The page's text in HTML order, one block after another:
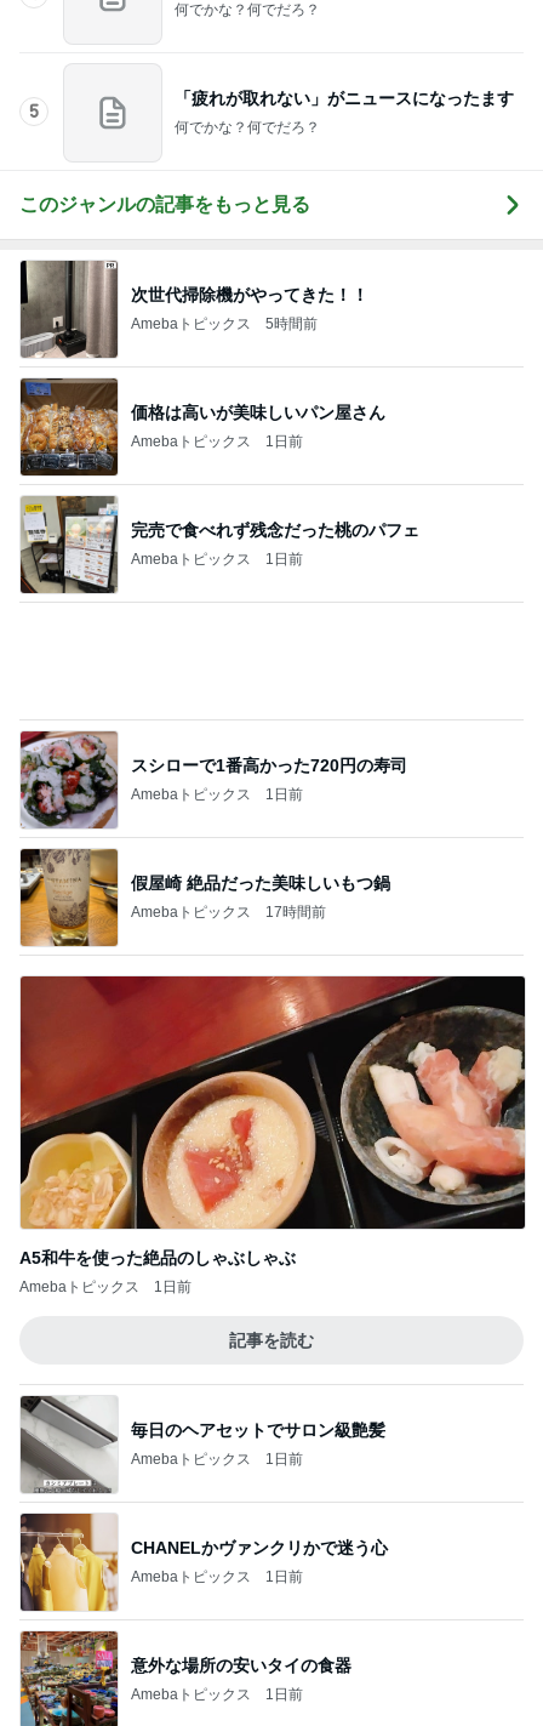
次世代掃除機がやってきた！！
Amebaトピックス 5時間前
Amebaトピックス 1日前
完売で食べれず残念だった桃のパフェ
Amebaトピックス 1日前
スシローで1番高かった720円の寿司
Amebaトピックス 1日前
假屋崎 絶品だった美味しいもつ鍋
Amebaトピックス 17時間前
A5和牛を使った絶品のしゃぶしゃぶ
Amebaトピックス
記事を読む
毎日のヘアセットでサロン級艶髪
Amebaトピックス 1日前
CHANELかヴァンクリかで迷う心
Amebaトピックス 1日前
Amebaトピックス 1日前
制作スピードに驚いた子供の成長
Amebaトピックス 1日前